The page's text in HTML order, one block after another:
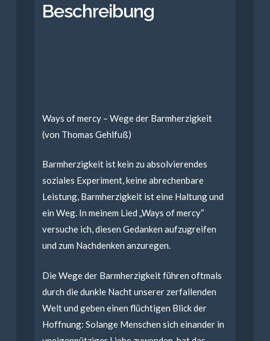
Beschreibung
Ways of mercy – Wege der Barmherzigkeit
(von Thomas Gehlfuß)
Barmherzigkeit ist kein zu absolvierendes
soziales Experiment, keine abrechenbare
Leistung, Barmherzigkeit ist eine Haltung und
ein Weg. In meinem Lied „Ways of mercy“
versuche ich, diesen Gedanken aufzugreifen
und zum Nachdenken anzuregen.
Die Wege der Barmherzigkeit führen oftmals
durch die dunkle Nacht unserer zerfallenden
Welt und geben einen flüchtigen Blick der
Hoffnung: Solange Menschen sich einander in